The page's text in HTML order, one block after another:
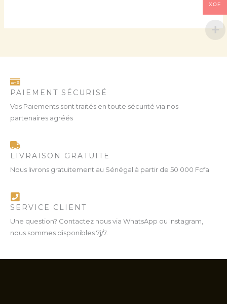
PAIEMENT SÉCURISÉ
Vos Paiements sont traités en toute sécurité via nos
partenaires agréés
LIVRAISON GRATUITE
Nous livrons gratuitement au Sénégal à partir de 50 000 Fcfa
SERVICE CLIENT
Une question? Contactez nous via WhatsApp ou Instagram,
nous sommes disponibles 7j/7.
XOF